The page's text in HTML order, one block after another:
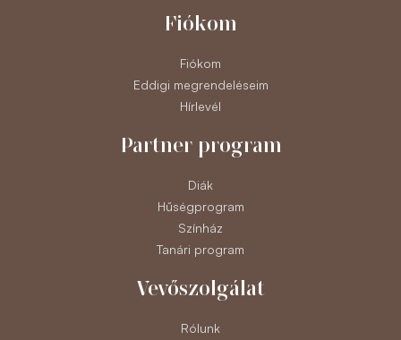
Fiókom
Fiókom
Eddigi megrendeléseim
Hírlevél
Partner program
Diák
Hűségprogram
Színház
Tanári program
Vevőszolgálat
Rólunk